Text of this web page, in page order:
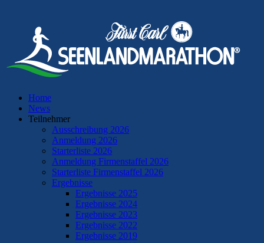
Home
News
Teilnehmer
Ausschreibung 2026
Anmeldung 2026
Starterliste 2026
Anmeldung Firmenstaffel 2026
Starterliste Firmenstaffel 2026
Ergebnisse
Ergebnisse 2025
Ergebnisse 2024
Ergebnisse 2023
Ergebnisse 2022
Ergebnisse 2019